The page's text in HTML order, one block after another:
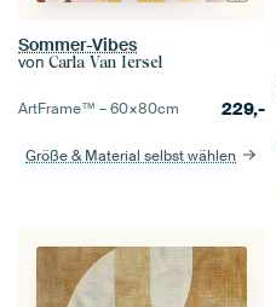
Sommer-Vibes
von Carla Van Iersel
ArtFrame™ –60×80cm 229,-
Größe & Material selbst wählen